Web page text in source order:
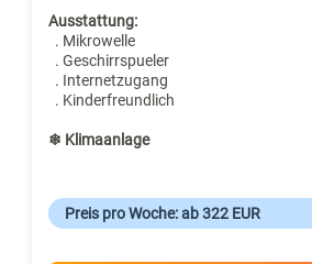
Ausstattung:
. Mikrowelle
. Geschirrspueler
. Internetzugang
. Kinderfreundlich
❄ Klimaanlage
Preis pro Woche: ab 322 EUR